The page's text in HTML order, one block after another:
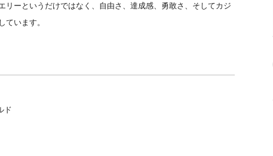
リーというだけではなく、自由さ、達成感、勇敢さ、そしてカジ
ています。
ド